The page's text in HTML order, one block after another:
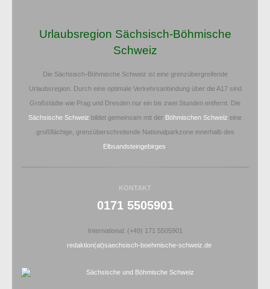
Urlaubsregion Sächsisch-Böhmische
Schweiz
Die Sächsisch-Böhmische Schweiz ist eine grenzübergreifende
Urlaubsregion. Durch eine optimale Verkehrsanbindung über die A17 sind
Großstädte wie Prag und Dresden nur ein bis zwei Stunden entfernt. Die
Sächsische Schweiz bildet gemeinsam mit der Böhmischen Schweiz eine
großflächige, grenzüberschreitende Nationalparkzone innerhalb des
Elbsandsteingebirges
KONTAKT
0171 5505901
International: (+49) 171 5505901
redaktion(at)saechsisch-boehmische-schweiz.de